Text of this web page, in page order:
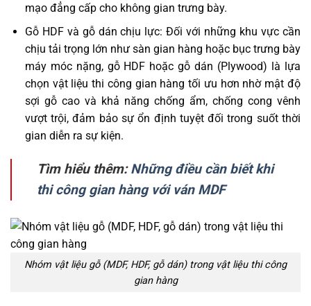
mạo đẳng cấp cho không gian trưng bày.
Gỗ HDF và gỗ dán chịu lực: Đối với những khu vực cần
chịu tải trọng lớn như sàn gian hàng hoặc bục trưng bày
máy móc nặng, gỗ HDF hoặc gỗ dán (Plywood) là lựa
chọn vật liệu thi công gian hàng tối ưu hơn nhờ mật độ
sợi gỗ cao và khả năng chống ẩm, chống cong vênh
vượt trội, đảm bảo sự ổn định tuyệt đối trong suốt thời
gian diễn ra sự kiện.
Tìm hiểu thêm:Những điều cần biết khi
thi công gian hàng với ván MDF
Nhóm vật liệu gỗ (MDF, HDF, gỗ dán) trong vật liệu thi công
gian hàng